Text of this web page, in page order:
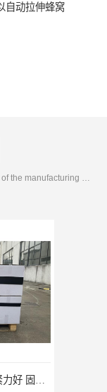
自动拉伸蜂窝
Development, design, production and sales in one of the manufacturing enterprises
输网兜 固永包材